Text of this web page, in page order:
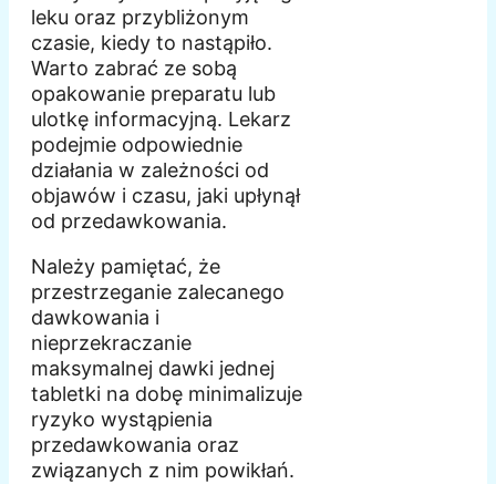
leku oraz przybliżonym
czasie, kiedy to nastąpiło.
Warto zabrać ze sobą
opakowanie preparatu lub
ulotkę informacyjną. Lekarz
podejmie odpowiednie
działania w zależności od
objawów i czasu, jaki upłynął
od przedawkowania.
Należy pamiętać, że
przestrzeganie zalecanego
dawkowania i
nieprzekraczanie
maksymalnej dawki jednej
tabletki na dobę minimalizuje
ryzyko wystąpienia
przedawkowania oraz
związanych z nim powikłań.